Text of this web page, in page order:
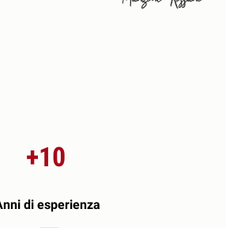
+10
di esperienza